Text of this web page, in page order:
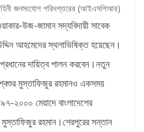
জনসংযোগ পরিদপ্তরের (আইএসপিআর)
উজ-জামান সদ্যবিদায়ী সাবেক
আহমেদের স্থলাভিষিক্ত হয়েছেন।
দায়িত্ব পালন করবেন।নতুন
মুস্তাফিজুর রহমানও একসময়
২০০০ মেয়াদে বাংলাদেশের
মুস্তাফিজুর রহমান।শেরপুরের সন্তান